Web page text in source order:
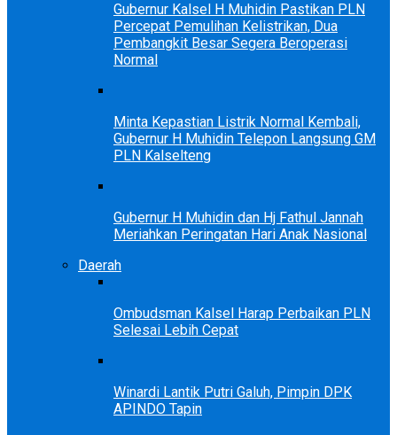
Gubernur Kalsel H Muhidin Pastikan PLN
Percepat Pemulihan Kelistrikan, Dua
Pembangkit Besar Segera Beroperasi
Normal
Minta Kepastian Listrik Normal Kembali,
Gubernur H Muhidin Telepon Langsung GM
PLN Kalselteng
Gubernur H Muhidin dan Hj Fathul Jannah
Meriahkan Peringatan Hari Anak Nasional
Daerah
Ombudsman Kalsel Harap Perbaikan PLN
Selesai Lebih Cepat
Winardi Lantik Putri Galuh, Pimpin DPK
APINDO Tapin